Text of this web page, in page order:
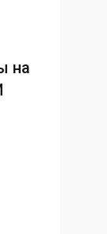
на